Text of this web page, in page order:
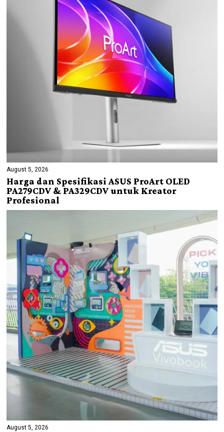
August 5, 2026
Harga dan Spesifikasi ASUS ProArt OLED
PA279CDV & PA329CDV untuk Kreator
Profesional
August 5, 2026